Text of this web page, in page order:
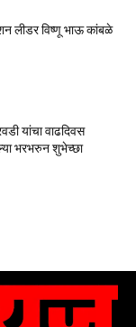
लीडर विष्णू भाऊ कांबळे
यांचा वाढदिवस
भरभरुन शुभेच्छा